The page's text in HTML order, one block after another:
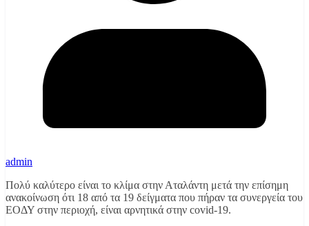
admin
Πολύ καλύτερο είναι το κλίμα στην Αταλάντη μετά την επίσημη
ανακοίνωση ότι 18 από τα 19 δείγματα που πήραν τα συνεργεία του
ΕΟΔΥ στην περιοχή, είναι αρνητικά στην covid-19.